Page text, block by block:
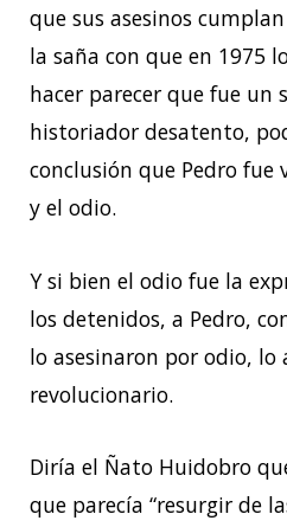
que sus asesinos
la saña con que en 1975
hacer parecer que fue un
historiador desatento,
conclusión que Pedro
y el odio.
Y si bien el odio fue la
los detenidos, a Pedro,
lo asesinaron por odio, lo
revolucionario.
Diría el Ñato Huidobro
que parecía “resurgir de